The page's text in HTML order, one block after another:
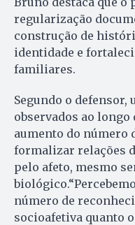
regularização
construção de
identidade e
familiares.
Segundo o defensor,
observados ao
aumento do número
formalizar relações
pelo afeto, mesmo
número de
socioafetiva quanto